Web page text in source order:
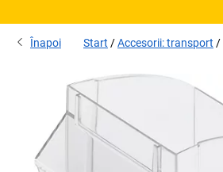
Înapoi Start Accesorii: transport